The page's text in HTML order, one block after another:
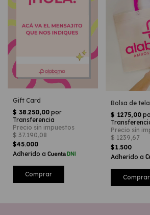
Gift Card
$45.000
Comprar
Bolsa de tela
$1.500